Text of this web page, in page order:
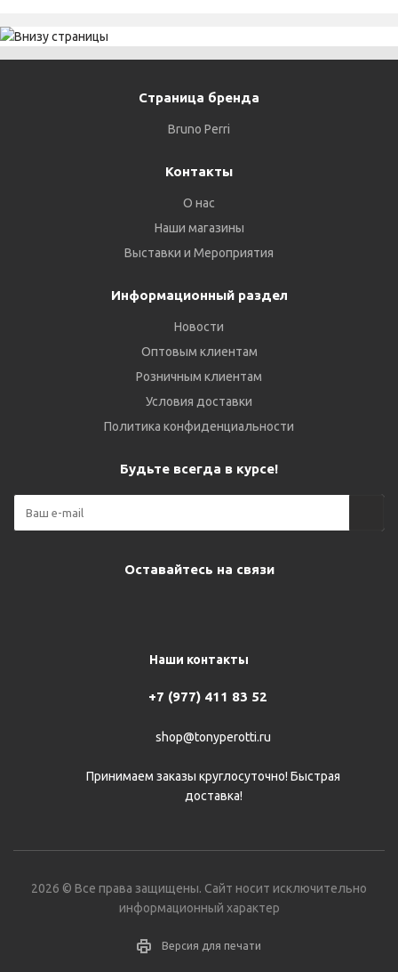
Страница бренда
Bruno Perri
Контакты
О нас
Наши магазины
Выставки и Мероприятия
Информационный раздел
Новости
Оптовым клиентам
Розничным клиентам
Условия доставки
Политика конфиденциальности
Будьте всегда в курсе!
Оставайтесь на связи
Наши контакты
+7 (977) 411 83 52
shop@tonyperotti.ru
Принимаем заказы круглосуточно! Быстрая
доставка!
2026 © Все права защищены. Сайт носит исключительно
информационный характер
Версия для печати